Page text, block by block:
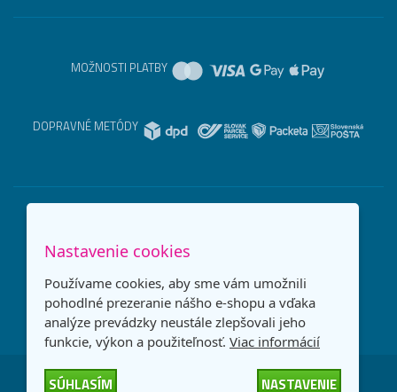
MOŽNOSTI PLATBY
DOPRAVNÉ METÓDY
Slovensko
Nastavenie cookies
Používame cookies, aby sme vám umožnili
pohodlné prezeranie nášho e-shopu a vďaka
analýze prevádzky neustále zlepšovali jeho
funkcie, výkon a použiteľnosť. Viac informácií
SÚHLASÍM NASTAVENIE